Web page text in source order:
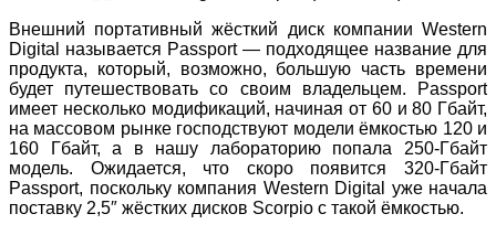
Внешний портативный жёсткий диск компании Western
Digital называется Passport — подходящее название для
продукта, который, возможно, большую часть времени
будет путешествовать со своим владельцем. Passport
имеет несколько модификаций, начиная от 60 и 80 Гбайт,
на массовом рынке господствуют модели ёмкостью 120 и
160 Гбайт, а в нашу лабораторию попала 250-Гбайт
модель. Ожидается, что скоро появится 320-Гбайт
Passport, поскольку компания Western Digital уже начала
поставку 2,5″ жёстких дисков Scorpio с такой ёмкостью.